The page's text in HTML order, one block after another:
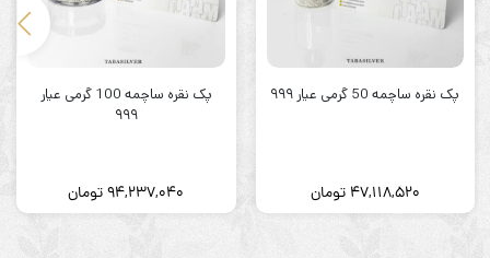
پک نقره ساچمه 50 گرمی عیار ۹۹۹
47,118,520 تومان
پک نقره ساچمه 100 گرمی عیار
۹۹۹
94,237,040 تومان